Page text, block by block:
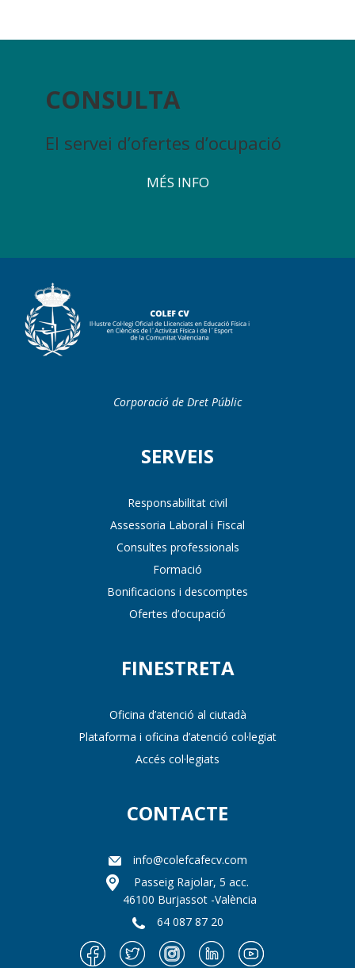
CONSULTA
El servei d’ofertes d’ocupació
MÉS INFO
Corporació de Dret Públic
SERVEIS
Responsabilitat civil
Assessoria Laboral i Fiscal
Consultes professionals
Formació
Bonificacions i descomptes
Ofertes d’ocupació
FINESTRETA
Oficina d’atenció al ciutadà
Plataforma i oficina d’atenció col·legiat
Accés col·legiats
CONTACTE
info@colefcafecv.com
Passeig Rajolar, 5 acc.
46100 Burjassot -València
64 087 87 20